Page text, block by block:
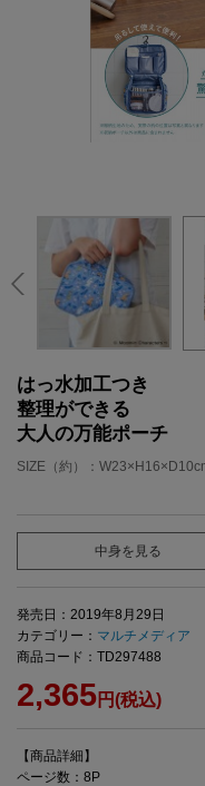
はっ水加工つき
整理ができる
大人の万能ポーチ
SIZE（約）：
中身を見る
発売日：2019年8月29日
カテゴリー： マルチメディア
商品コード：TD297488
2,365円(税込)
【商品詳細】
ページ数：8P